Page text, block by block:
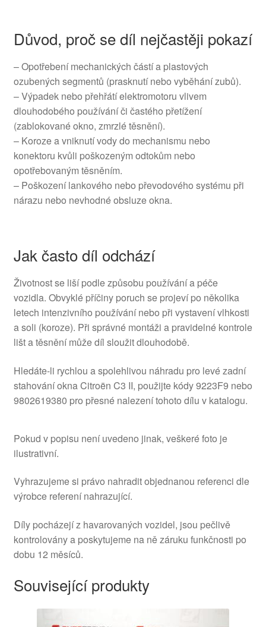
Důvod, proč se díl nejčastěji pokazí
– Opotřebení mechanických částí a plastových
ozubených segmentů (prasknutí nebo vyběhání zubů).
– Výpadek nebo přehřátí elektromotoru vlivem
dlouhodobého používání či častého přetížení
(zablokované okno, zmrzlé těsnění).
– Koroze a vniknutí vody do mechanismu nebo
konektoru kvůli poškozeným odtokům nebo
opotřebovaným těsněním.
– Poškození lankového nebo převodového systému při
nárazu nebo nevhodné obsluze okna.
Jak často díl odchází
Životnost se liší podle způsobu používání a péče
vozidla. Obvyklé příčiny poruch se projeví po několika
letech intenzivního používání nebo při vystavení vlhkosti
a soli (koroze). Při správné montáži a pravidelné kontrole
lišt a těsnění může díl sloužit dlouhodobě.
Hledáte-li rychlou a spolehlivou náhradu pro levé zadní
stahování okna Citroën C3 II, použijte kódy 9223F9 nebo
9802619380 pro přesné nalezení tohoto dílu v katalogu.
Pokud v popisu není uvedeno jinak, veškeré foto je
ilustrativní.
Vyhrazujeme si právo nahradit objednanou referenci dle
výrobce referení nahrazující.
Díly pocházejí z havarovaných vozidel, jsou pečlivě
kontrolovány a poskytujeme na ně záruku funkčnosti po
dobu 12 měsíců.
Související produkty